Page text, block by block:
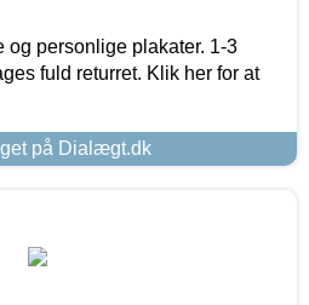
personlige plakater. 1-3
fuld returret. Klik her for at
på Dialægt.dk